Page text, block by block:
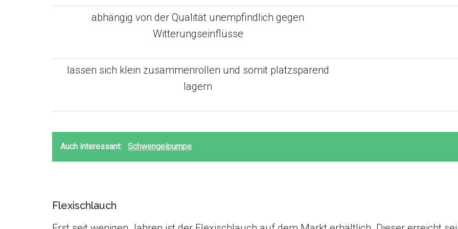
abhängig von der Qualität unempfindlich gegen
Witterungseinflüsse
lassen sich klein zusammenrollen und somit platzsparend
lagern
Auch interessant: Schwengelpumpe
Flexischlauch